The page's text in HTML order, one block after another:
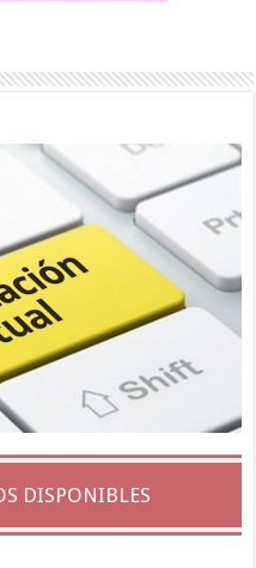
DISPONIBLES